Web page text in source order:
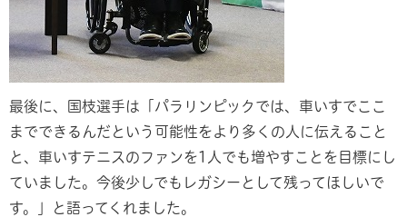
最後に、国枝選手は「パラリンピックでは、車いすでここ
までできるんだという可能性をより多くの人に伝えること
と、車いすテニスのファンを1人でも増やすことを目標にし
ていました。今後少しでもレガシーとして残ってほしいで
す。」と語ってくれました。